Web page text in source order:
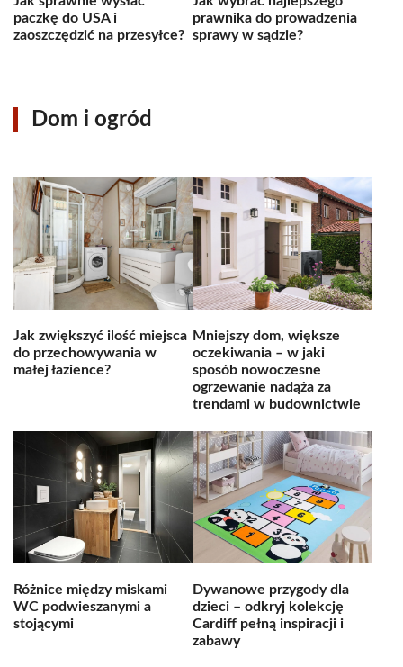
paczkę do USA i
zaoszczędzić na przesyłce?
prawnika do prowadzenia
sprawy w sądzie?
Dom i ogród
Jak zwiększyć ilość miejsca
do przechowywania w
małej łazience?
Mniejszy dom, większe
oczekiwania – w jaki
sposób nowoczesne
ogrzewanie nadąża za
trendami w budownictwie
Różnice między miskami
WC podwieszanymi a
stojącymi
Dywanowe przygody dla
dzieci – odkryj kolekcję
Cardiff pełną inspiracji i
zabawy